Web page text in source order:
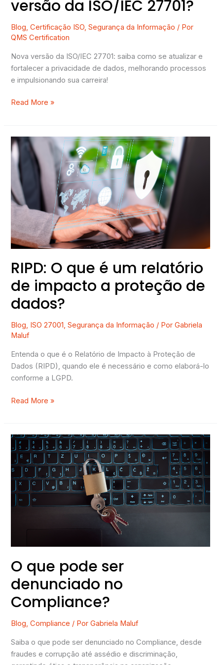
versão da ISO/IEC 27701?
Blog,Certificação ISO,Segurança da Informação / Por
QMS Certification
Nova versão da ISO/IEC 27701: saiba como se atualizar e
fortalecer a privacidade de dados, melhorando processos
e impulsionando sua carreira!
Read More »
RIPD: O que é um relatório
de impacto a proteção de
dados?
Blog, ISO 27001,Segurança da Informação / PorGabriela
Maluf
Entenda o que é o Relatório de Impacto à Proteção de
Dados (RIPD), quando ele é necessário e como elaborá-lo
conforme a LGPD.
RIPD:
O
que
um
relatório
impacto
a
proteção
de
dados?
Read More »
O que pode ser
denunciado no
Compliance?
Blog,Compliance / PorGabriela Maluf
Saiba o que pode ser denunciado no Compliance, desde
fraudes e corrupção até assédio e discriminação,
O
que
pode
ser
denunciado